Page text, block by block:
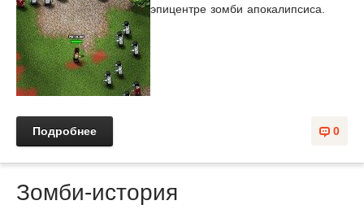
эпицентре зомби апокалипсиса.
0
Подробнее
Зомби-история